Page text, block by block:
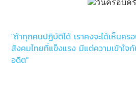
"ถ้าทุกคนปฏิบัติได้ เราคงจะได้เห็นค
สังคมไทยที่แข็งแรง มีแต่ความเข้าใจ
อดีต"